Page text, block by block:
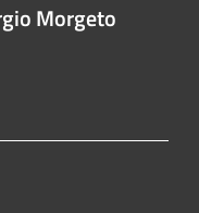
Morgeto